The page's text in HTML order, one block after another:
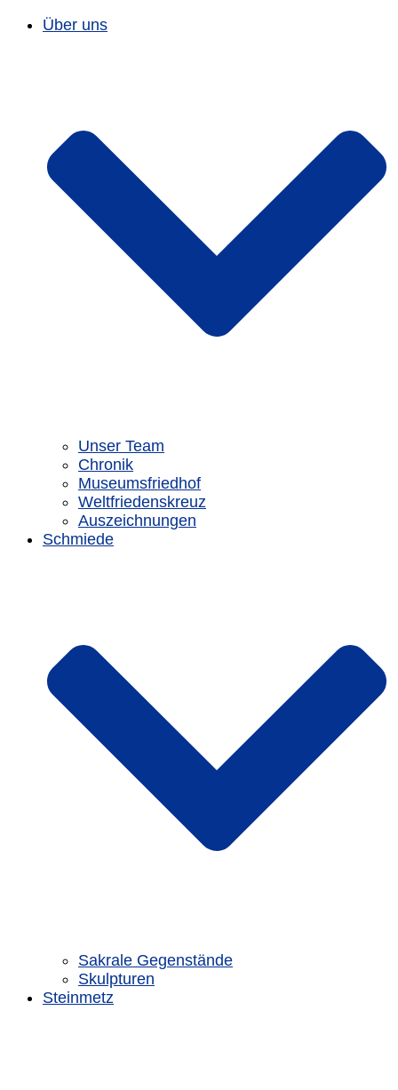
Über uns
Unser Team
Chronik
Museumsfriedhof
Weltfriedenskreuz
Auszeichnungen
Schmiede
Sakrale Gegenstände
Skulpturen
Steinmetz